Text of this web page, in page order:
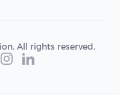
All rights reserved.